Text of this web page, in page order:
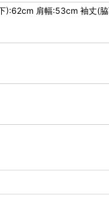
):62cm 肩幅:53cm 袖丈(